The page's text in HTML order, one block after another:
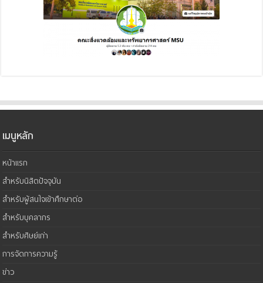
เมนูหลัก
หน้าแรก
สำหรับนิสิตปัจจุบัน
สำหรับผู้สนใจเข้าศึกษาต่อ
สำหรับบุคลากร
สำหรับศิษย์เก่า
การจัดการความรู้
ข่าว